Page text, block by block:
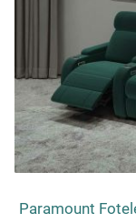
Paramount